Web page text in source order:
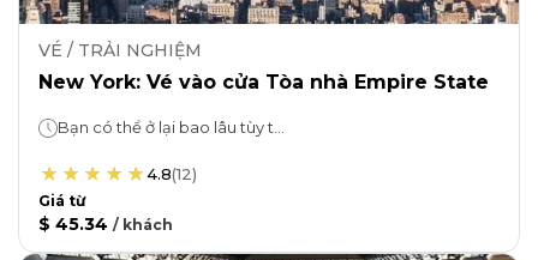
VÉ / TRẢI NGHIỆM
New York: Vé vào cửa Tòa nhà Empire State
4.8(12)
Giá từ
$ 45.34 / khách